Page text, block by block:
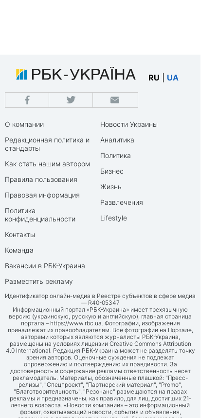
RU UA
О компании
Редакционная политика и
стандарты
Как стать нашим автором
Правила пользования
Правовая информация
Политика
конфиденциальности
Контакты
Команда
Вакансии в РБК-Украина
Разместить рекламу
Новости Украины
Аналитика
Политика
Бизнес
Жизнь
Развлечения
Lifestyle
Идентификатор онлайн-медиа в Реестре субъектов в сфере медиа
— R40-05347
Информационный портал «РБК-Украина» имеет трехязычную
версию (украинскую, русскую и английскую), главная страница
портала – https://www.rbc.ua. Фотографии, изображения
принадлежат их правообладателям. Все фотографии на Портале,
авторами которых являются журналисты РБК-Украина,
размещены на условиях лицензии Creative Commons Attribution
4.0 International. Редакция РБК-Украина может не разделять точку
зрения авторов. Оценочные суждения не подлежат
опровержению и подтверждению их правдивости. За
достоверность и содержание рекламы ответственность несет
рекламодатель. Материалы, обозначенные плашкой: "Пресс-
релизы", "Спецпроект", "Партнерский материал", "Promo",
"Благотворительность", "Резонанс" размещаются на правах
рекламы и предназначены, как правило, для лиц, достигших 21-
летнего возраста. «Новости компании» – это информационный
формат, охватывающий новости, события и объявления,